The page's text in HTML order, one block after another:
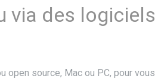
via des logiciels
open source, Mac ou PC, pour vous